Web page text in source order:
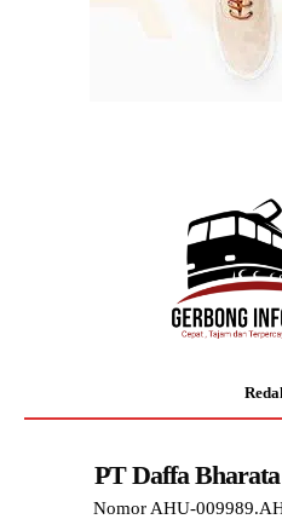
PT Daffa Bharata
Nomor AHU-